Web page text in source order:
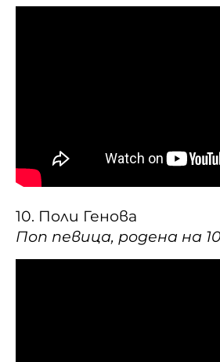
10. Поли Генова
Поп певица, родена на